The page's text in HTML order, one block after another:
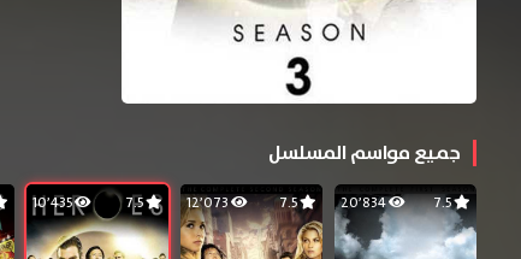
جميع مواسم المسلسل
7.5 20٬834 7.5 12٬073 10٬435